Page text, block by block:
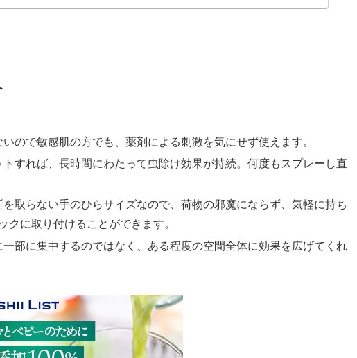
ので敏感肌の方でも、薬剤による刺激を気にせず使えます。
トすれば、長時間にわたって虫除け効果が持続。何度もスプレーし直
を取らない手のひらサイズなので、荷物の邪魔にならず、気軽に持ち
クに取り付けることができます。
一部に集中するのではなく、ある程度の空間全体に効果を広げてくれ